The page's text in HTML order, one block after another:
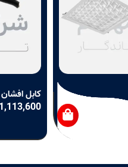
کابل افشان
1,113,600